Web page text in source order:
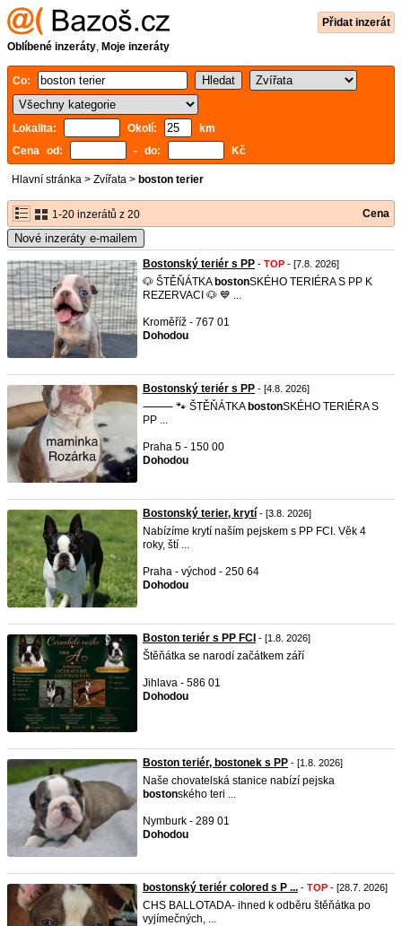
Přidat inzerát
Oblíbené inzeráty, Moje inzeráty
Co:
Lokalita: Okolí:
km
Cena od:
- do: Kč
Hlavní stránka > Zvířata > boston terier
1-20 inzerátů z 20 Cena
Nové inzeráty e-mailem
Bostonský teriér s PP - TOP - [7.8. 2026]
🐶 ŠTĚŇÁTKA bostonSKÉHO TERIÉRA S PP K
REZERVACI 🐶 💙 ...
Kroměříž - 767 01
Dohodou
Bostonský teriér s PP - [4.8. 2026]
⸻ 🐾 ŠTĚŇÁTKA bostonSKÉHO TERIÉRA S
PP ...
Praha 5 - 150 00
Dohodou
Bostonský terier, krytí - [3.8. 2026]
Nabízíme krytí naším pejskem s PP FCI. Věk 4
roky, ští ...
Praha - východ - 250 64
Dohodou
Boston teriér s PP FCI - [1.8. 2026]
Štěňátka se narodí začátkem září
Jihlava - 586 01
Dohodou
Boston teriér, bostonek s PP - [1.8. 2026]
Naše chovatelská stanice nabízí pejska
bostonského teri ...
Nymburk - 289 01
Dohodou
bostonský teriér colored s P ... - TOP - [28.7. 2026]
CHS BALLOTADA- ihned k odběru štěňátka po
vyjímečných, ...